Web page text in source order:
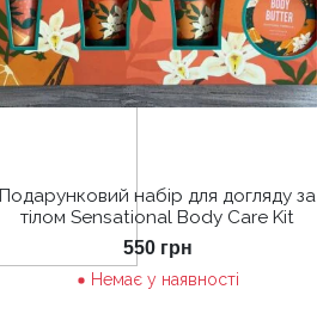
Подарунковий набір для догляду за
тілом Sensational Body Care Kit
550 грн
Немає у наявності